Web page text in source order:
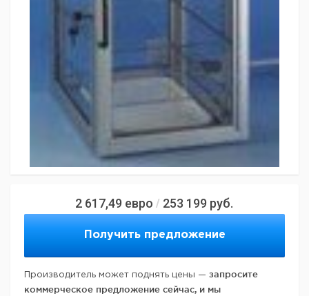
2 617,49 евро / 253 199 руб.
Получить предложение
Производитель может поднять цены — запросите
коммерческое предложение сейчас, и мы